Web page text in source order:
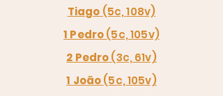
Tiago (5c, 108v)
1 Pedro(5c, 105v)
2 Pedro(3c, 61v)
1 João(5c, 105v)